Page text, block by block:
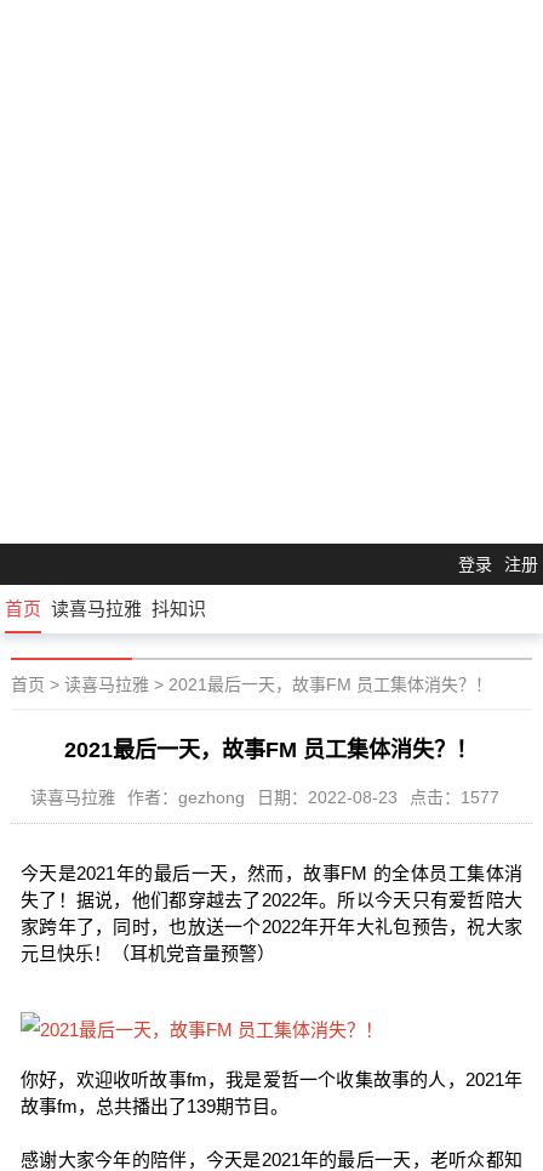
登录 注册
首页 读喜马拉雅 抖知识
首页 > 读喜马拉雅> 2021最后一天，故事FM 员工集体消失？！
2021最后一天，故事FM 员工集体消失？！
读喜马拉雅 作者：gezhong 日期：2022-08-23 点击：1577
今天是2021年的最后一天，然而，故事FM 的全体员工集体消
失了！据说，他们都穿越去了2022年。所以今天只有爱哲陪大
家跨年了，同时，也放送一个2022年开年大礼包预告，祝大家
元旦快乐！（耳机党音量预警）
你好，欢迎收听故事fm，我是爱哲一个收集故事的人，2021年
故事fm，总共播出了139期节目。
感谢大家今年的陪伴，今天是2021年的最后一天，老听众都知